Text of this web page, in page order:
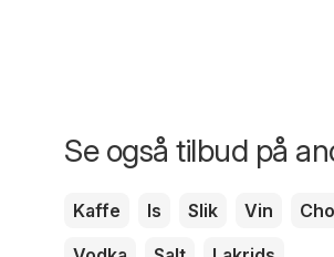
Se også tilbud på
Kaffe Is Slik Vin